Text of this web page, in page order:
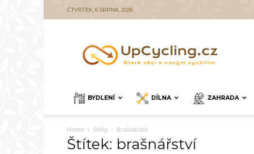
ČTVRTEK, 6 SRPNA, 2026
BYDLENÍ DÍLNA ZAHRADA
Home Štítky Brašnářství
Štítek: brašnářství